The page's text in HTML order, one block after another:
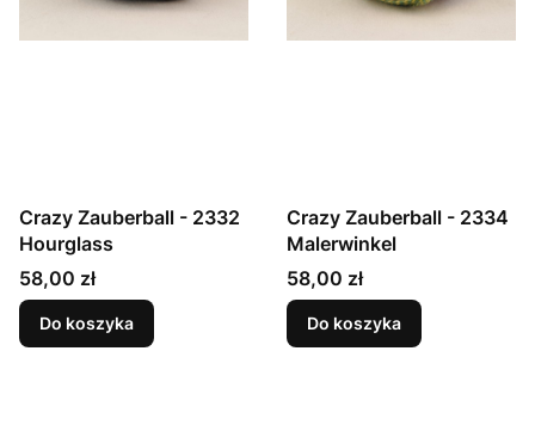
Crazy Zauberball - 2332
Hourglass
Cena
58,00 zł
Do koszyka
Crazy Zauberball - 2334
Malerwinkel
Cena
58,00 zł
Do koszyka